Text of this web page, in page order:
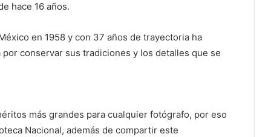
hace 16 años.
en 1958 y con 37 años de trayectoria ha
conservar sus tradiciones y los detalles que se
más grandes para cualquier fotógrafo, por eso
Nacional, además de compartir este